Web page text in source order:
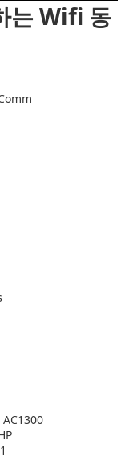
는 Wifi 동